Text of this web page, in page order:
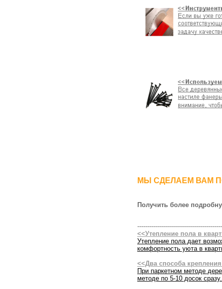
МЫ СДЕЛАЕМ ВАМ
Получить более
<<Утепление пола в
Утепление пола дает
комфортность уюта в
<<Два способа
При паркетном методе
методе по 5-10 досок сразу.